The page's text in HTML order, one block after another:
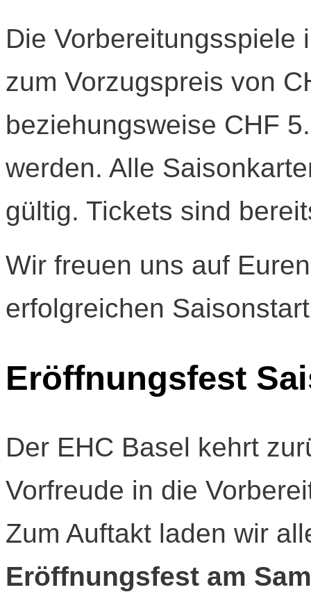
Die Vorbereitungsspiele
zum Vorzugspreis von
beziehungsweise CHF
werden. Alle
gültig. Tickets sind
Wir freuen uns auf
erfolgreichen
Eröffnungsfest
Der EHC Basel kehrt
Vorfreude in die
Zum Auftakt laden wir
Eröffnungsfest am